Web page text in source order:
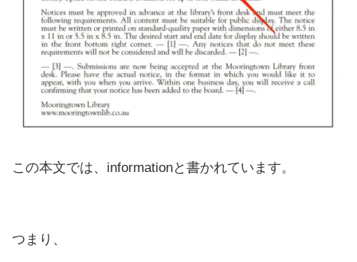
この本文では、informationと書かれています。
つまり、